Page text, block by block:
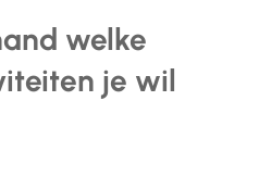
welke
je wil